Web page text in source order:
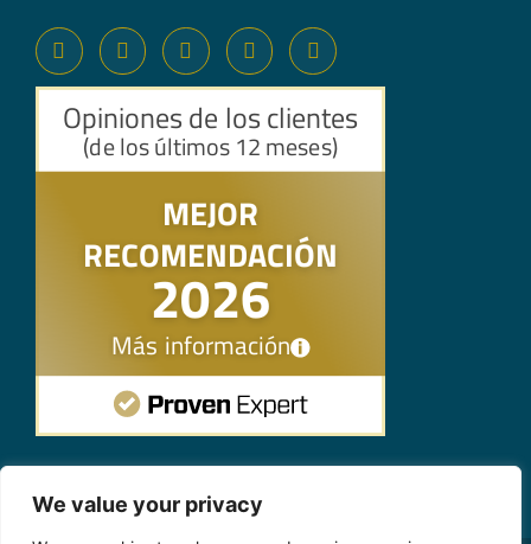
We value your privacy